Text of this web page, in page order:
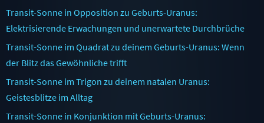
Transit-Sonne in Opposition zu Geburts-Uranus:
Elektrisierende Erwachungen und unerwartete Durchbrüche
Transit-Sonne im Quadrat zu deinem Geburts-Uranus: Wenn
der Blitz das Gewöhnliche trifft
Transit-Sonne im Trigon zu deinem natalen Uranus:
Geistesblitze im Alltag
Transit-Sonne in Konjunktion mit Geburts-Uranus: